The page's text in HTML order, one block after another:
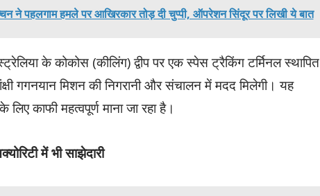
ने पहलगाम हमले पर आखिरकार तोड़ दी चुप्पी, ऑपरेशन सिंदूर पर लिखी ये बात
के कोकोस (कीलिंग) द्वीप पर एक स्पेस ट्रैकिंग टर्मिनल स्थापित
गगनयान मिशन की निगरानी और संचालन में मदद मिलेगी। यह
काफी महत्वपूर्ण माना जा रहा है।
में भी साझेदारी